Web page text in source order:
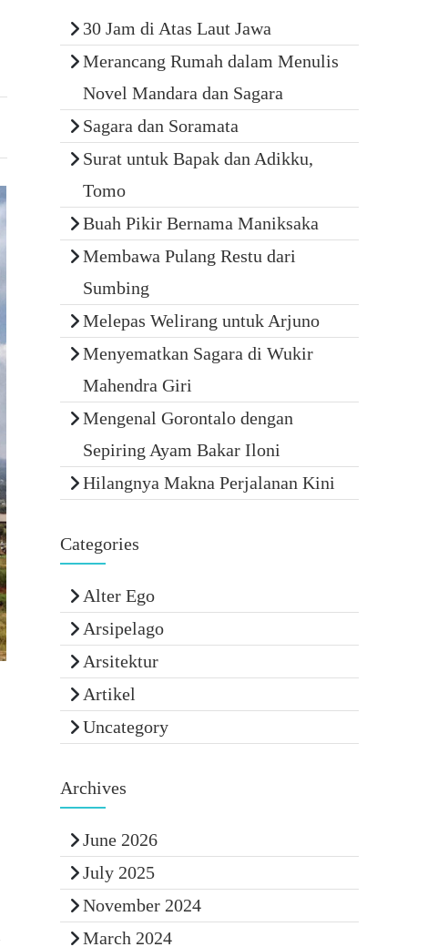
30 Jam di Atas Laut Jawa
Merancang Rumah dalam Menulis
Novel Mandara dan Sagara
Sagara dan Soramata
Surat untuk Bapak dan Adikku,
Tomo
Buah Pikir Bernama Maniksaka
Membawa Pulang Restu dari
Sumbing
Melepas Welirang untuk Arjuno
Menyematkan Sagara di Wukir
Mahendra Giri
Mengenal Gorontalo dengan
Sepiring Ayam Bakar Iloni
Hilangnya Makna Perjalanan Kini
Categories
Alter Ego
Arsipelago
Arsitektur
Artikel
Uncategory
Archives
June 2026
July 2025
November 2024
March 2024